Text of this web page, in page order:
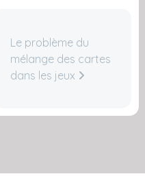
Le problème du
mélange des cartes
dans les jeux